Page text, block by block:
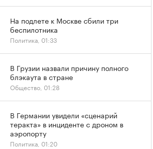
На подлете к Москве сбили три
беспилотника
Политика, 01:33
В Грузии назвали причину полного
блэкаута в стране
Общество, 01:28
В Германии увидели «сценарий
теракта» в инциденте с дроном в
аэропорту
Политика, 01:20